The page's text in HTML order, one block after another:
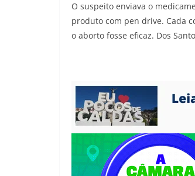
O suspeito enviava o
produto com pen drive. Cada
o aborto fosse eficaz. Dos